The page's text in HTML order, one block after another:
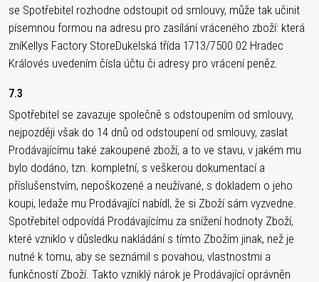
se Spotřebitel rozhodne odstoupit od smlouvy, může tak učinit
písemnou formou na adresu pro zasílání vráceného zboží: která
zníKellys Factory StoreDukelská třída 1713/7500 02 Hradec
Královés uvedením čísla účtu či adresy pro vrácení peněz.
7.3
Spotřebitel se zavazuje společně s odstoupením od smlouvy,
nejpozději však do 14 dnů od odstoupení od smlouvy, zaslat
Prodávajícímu také zakoupené zboží, a to ve stavu, v jakém mu
bylo dodáno, tzn. kompletní, s veškerou dokumentací a
příslušenstvím, nepoškozené a neužívané, s dokladem o jeho
koupi, ledaže mu Prodávající nabídl, že si Zboží sám vyzvedne.
Spotřebitel odpovídá Prodávajícímu za snížení hodnoty Zboží,
které vzniklo v důsledku nakládání s tímto Zbožím jinak, než je
nutné k tomu, aby se seznámil s povahou, vlastnostmi a
funkčností Zboží. Takto vzniklý nárok je Prodávající oprávněn